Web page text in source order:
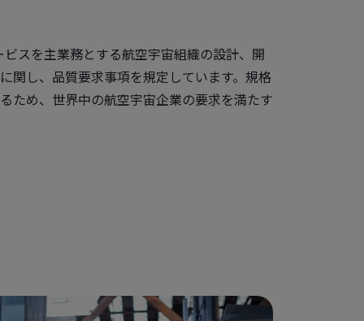
スを主業務とする航空宇宙組織の設計、開
関し、品質要求事項を規定しています。規格
ため、世界中の航空宇宙企業の要求を満たす